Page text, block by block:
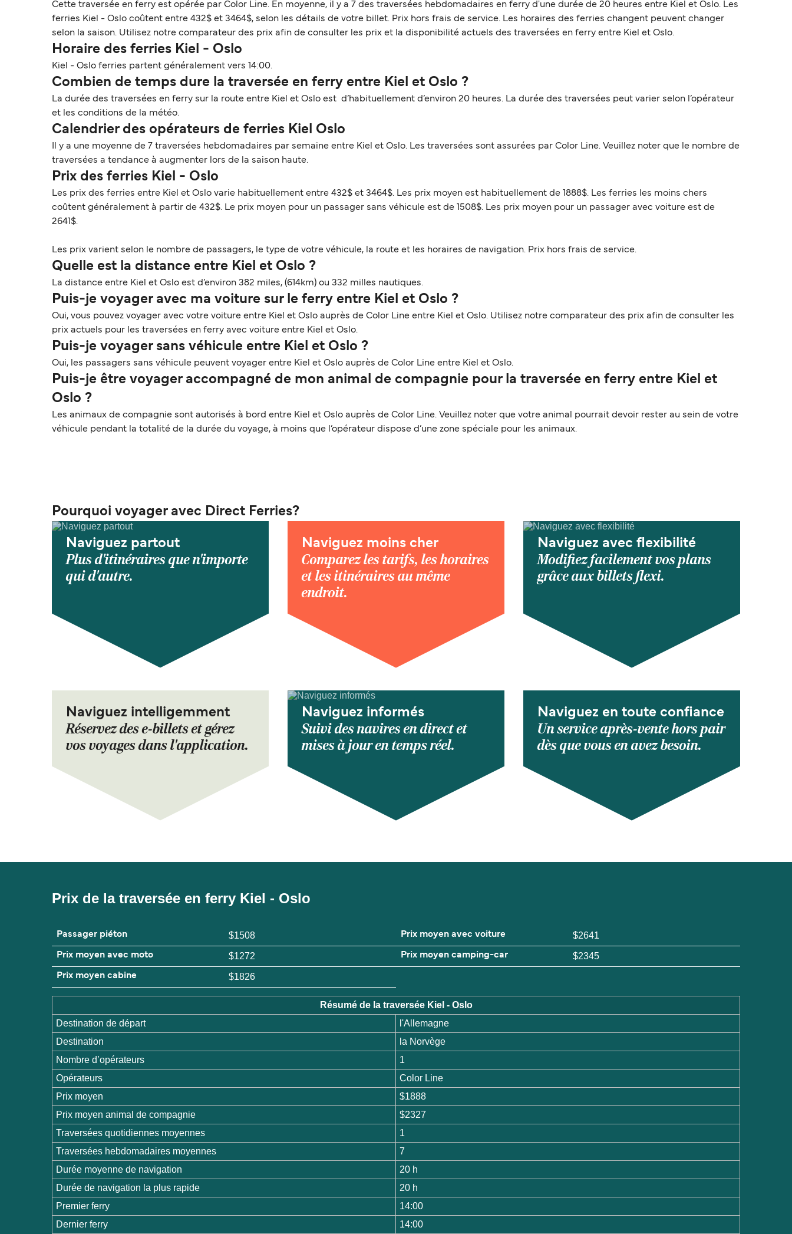
Cette traversée en ferry est opérée par Color Line. En moyenne, il y a 7 des traversées hebdomadaires en ferry d'une durée de 20 heures entre Kiel et Oslo. Les
ferries Kiel - Oslo coûtent entre 432$ et 3464$, selon les détails de votre billet. Prix hors frais de service. Les horaires des ferries changent peuvent changer
selon la saison. Utilisez notre comparateur des prix afin de consulter les prix et la disponibilité actuels des traversées en ferry entre Kiel et Oslo.
Horaire des ferries Kiel - Oslo
Kiel - Oslo ferries partent généralement vers 14:00.
Combien de temps dure la traversée en ferry entre Kiel et Oslo ?
La durée des traversées en ferry sur la route entre Kiel et Oslo est d’habituellement d’environ 20 heures. La durée des traversées peut varier selon l’opérateur
et les conditions de la météo.
Calendrier des opérateurs de ferries Kiel Oslo
Il y a une moyenne de 7 traversées hebdomadaires par semaine entre Kiel et Oslo. Les traversées sont assurées par Color Line. Veuillez noter que le nombre de
traversées a tendance à augmenter lors de la saison haute.
Prix des ferries Kiel - Oslo
Les prix des ferries entre Kiel et Oslo varie habituellement entre 432$ et 3464$. Les prix moyen est habituellement de 1888$. Les ferries les moins chers
coûtent généralement à partir de 432$. Le prix moyen pour un passager sans véhicule est de 1508$. Les prix moyen pour un passager avec voiture est de
2641$.
Les prix varient selon le nombre de passagers, le type de votre véhicule, la route et les horaires de navigation. Prix hors frais de service.
Quelle est la distance entre Kiel et Oslo ?
La distance entre Kiel et Oslo est d’environ 382 miles, (614km) ou 332 milles nautiques.
Puis-je voyager avec ma voiture sur le ferry entre Kiel et Oslo ?
Oui, vous pouvez voyager avec votre voiture entre Kiel et Oslo auprès de Color Line entre Kiel et Oslo. Utilisez notre comparateur des prix afin de consulter les
prix actuels pour les traversées en ferry avec voiture entre Kiel et Oslo.
Puis-je voyager sans véhicule entre Kiel et Oslo ?
Oui, les passagers sans véhicule peuvent voyager entre Kiel et Oslo auprès de Color Line entre Kiel et Oslo.
Puis-je être voyager accompagné de mon animal de compagnie pour la traversée en ferry entre Kiel et
Oslo ?
Les animaux de compagnie sont autorisés à bord entre Kiel et Oslo auprès de Color Line. Veuillez noter que votre animal pourrait devoir rester au sein de votre
véhicule pendant la totalité de la durée du voyage, à moins que l’opérateur dispose d’une zone spéciale pour les animaux.
Pourquoi voyager avec Direct Ferries?
Naviguez partout
Plus d'itinéraires que n'importe
qui d'autre.
Naviguez moins cher
Comparez les tarifs, les horaires
et les itinéraires au même
endroit.
Naviguez avec flexibilité
Modifiez facilement vos plans
grâce aux billets flexi.
Naviguez intelligemment
Réservez des e-billets et gérez
vos voyages dans l'application.
Naviguez informés
Suivi des navires en direct et
mises à jour en temps réel.
Naviguez en toute confiance
Un service après-vente hors pair
dès que vous en avez besoin.
Prix de la traversée en ferry Kiel - Oslo
Passager piéton $1508 Prix moyen avec voiture $2641
Prix moyen avec moto $1272 Prix moyen camping-car $2345
Prix moyen cabine $1826
Résumé de la traversée Kiel - Oslo
Destination de départ
l'Allemagne
Destination
la Norvège
Nombre d’opérateurs
1
Opérateurs
Color Line
Prix moyen
$1888
Prix moyen animal de compagnie
$2327
Traversées quotidiennes moyennes
1
Traversées hebdomadaires moyennes
7
Durée moyenne de navigation
20 h
Durée de navigation la plus rapide
20 h
Premier ferry
14:00
Dernier ferry
14:00